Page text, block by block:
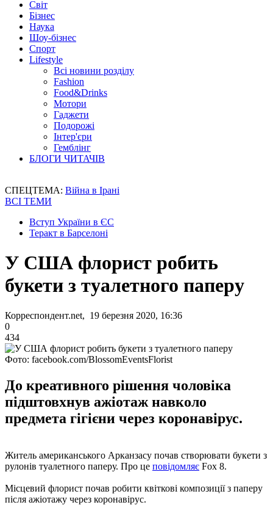
Світ
Бізнес
Наука
Шоу-бізнес
Спорт
Lifestyle
Всі новини розділу
Fashion
Food&Drinks
Мотори
Гаджети
Подорожі
Інтер'єри
Гемблінг
БЛОГИ ЧИТАЧІВ
СПЕЦТЕМА: Війна в Ірані
ВСІ ТЕМИ
Вступ України в ЄС
Теракт в Барселоні
У США флорист робить
букети з туалетного паперу
Корреспондент.net, 19 березня 2020, 16:36
0
434
Фото: facebook.com/BlossomEventsFlorist
До креативного рішення чоловіка
підштовхнув ажіотаж навколо
предмета гігієни через коронавірус.
Житель американського Арканзасу почав створювати букети з
рулонів туалетного паперу. Про це повідомляє Fox 8.
Місцевий флорист почав робити квіткові композиції з паперу
після ажіотажу через коронавірус.